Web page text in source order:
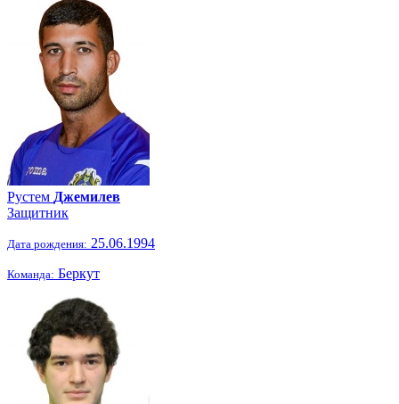
Рустем Джемилев
Защитник
Дата рождения: 25.06.1994
Команда: Беркут